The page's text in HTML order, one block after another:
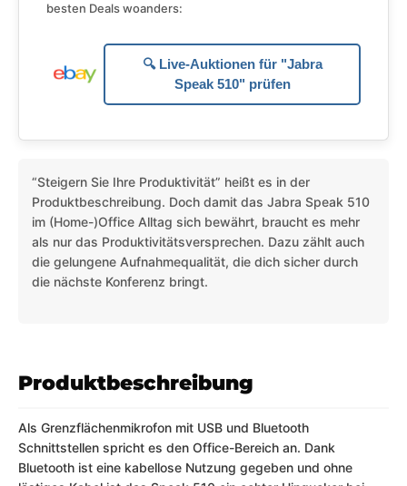
besten Deals woanders:
🔍 Live-Auktionen für "Jabra
Speak 510" prüfen
“Steigern Sie Ihre Produktivität” heißt es in der
Produktbeschreibung. Doch damit das Jabra Speak 510
im (Home-)Office Alltag sich bewährt, braucht es mehr
als nur das Produktivitätsversprechen. Dazu zählt auch
die gelungene Aufnahmequalität, die dich sicher durch
die nächste Konferenz bringt.
Produktbeschreibung
Als Grenzflächenmikrofon mit USB und Bluetooth
Schnittstellen spricht es den Office-Bereich an. Dank
Bluetooth ist eine kabellose Nutzung gegeben und ohne